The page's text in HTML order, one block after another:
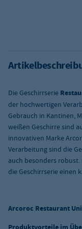
Die Geschirrserie
der hochwertigen
Gebrauch in Kantinen,
weißen Geschirre sind
innovativen Marke
Verarbeitung sind die
auch besonders
die Geschirrserie einen
Arcoroc Restaurant